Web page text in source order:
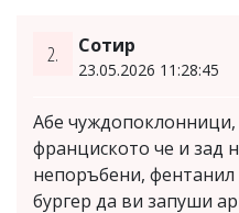
2. Сотир
23.05.2026 11:28:45
Абе чуждопоклонници,
франциското че и зад
непоръбени,
бургер да ви запуши